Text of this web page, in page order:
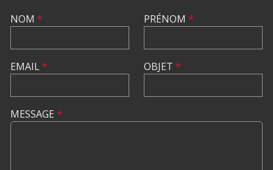
NOM *
EMAIL*
PRÉNOM *
OBJET *
MESSAGE *